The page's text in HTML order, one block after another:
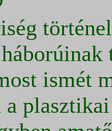
ismét